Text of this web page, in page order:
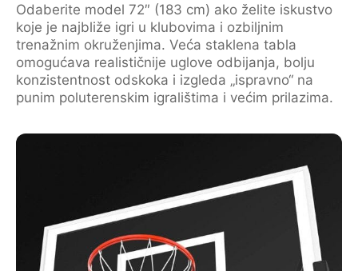
Odaberite model 72″ (183 cm) ako želite iskustvo
koje je najbliže igri u klubovima i ozbiljnim
trenažnim okruženjima. Veća staklena tabla
omogućava realističnije uglove odbijanja, bolju
konzistentnost odskoka i izgleda „ispravno“ na
punim poluterenskim igralištima i većim prilazima.